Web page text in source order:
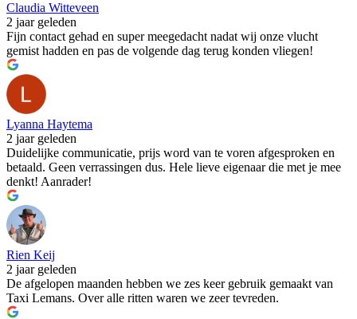
Claudia Witteveen
2 jaar geleden
Fijn contact gehad en super meegedacht nadat wij onze vlucht
gemist hadden en pas de volgende dag terug konden vliegen!
Lyanna Haytema
2 jaar geleden
Duidelijke communicatie, prijs word van te voren afgesproken en
betaald. Geen verrassingen dus. Hele lieve eigenaar die met je mee
denkt! Aanrader!
Rien Keij
2 jaar geleden
De afgelopen maanden hebben we zes keer gebruik gemaakt van
Taxi Lemans. Over alle ritten waren we zeer tevreden.